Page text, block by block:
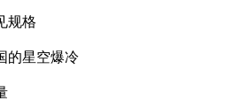
规格
的星空爆冷